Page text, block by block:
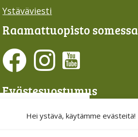
Hei ystävä, käytämme evästeitä!
Ystäväviesti
Raamattu­opisto somessa
Evästesuostumus
Etsi sivuiltamme